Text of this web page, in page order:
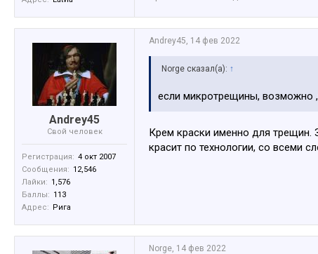
Andrey45
Свой человек
Регистрация: 4 окт 2007
Сообщения: 12,546
Лайки: 1,576
Баллы: 113
Адрес: Рига
Andrey45, 14 фев 2022
Norge сказал(а): ↑
если микротрещины, возможно
Крем краски именно для трещин.
красит по технологии, со всеми
Norge, 14 фев 2022